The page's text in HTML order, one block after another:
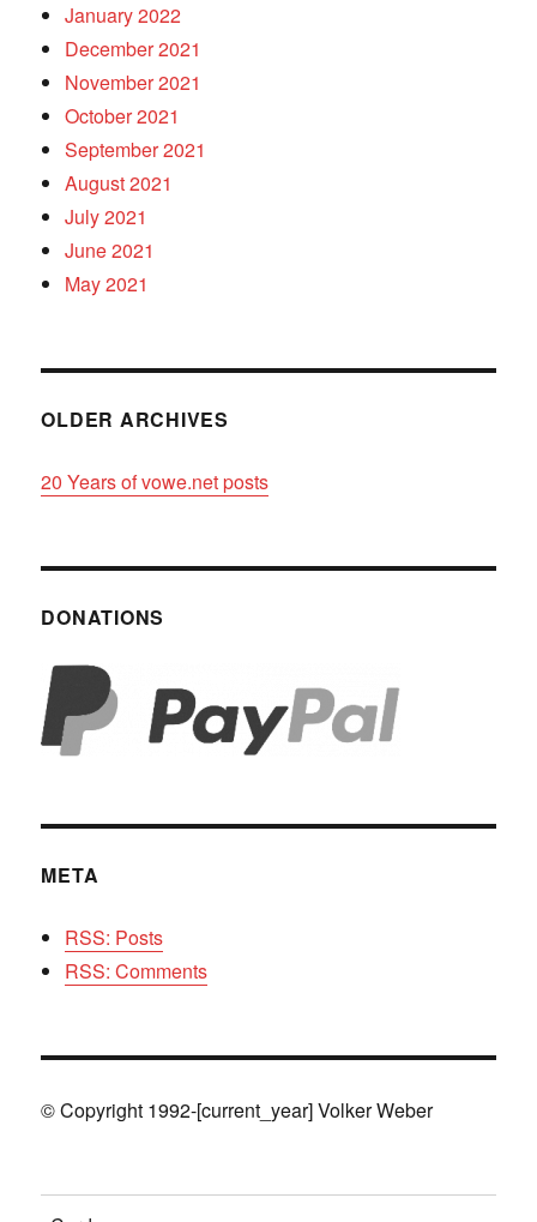
January 2022
December 2021
November 2021
October 2021
September 2021
August 2021
July 2021
June 2021
May 2021
OLDER ARCHIVES
20 Years of vowe.net posts
DONATIONS
META
RSS: Posts
RSS: Comments
© Copyright 1992-[current_year] Volker Weber